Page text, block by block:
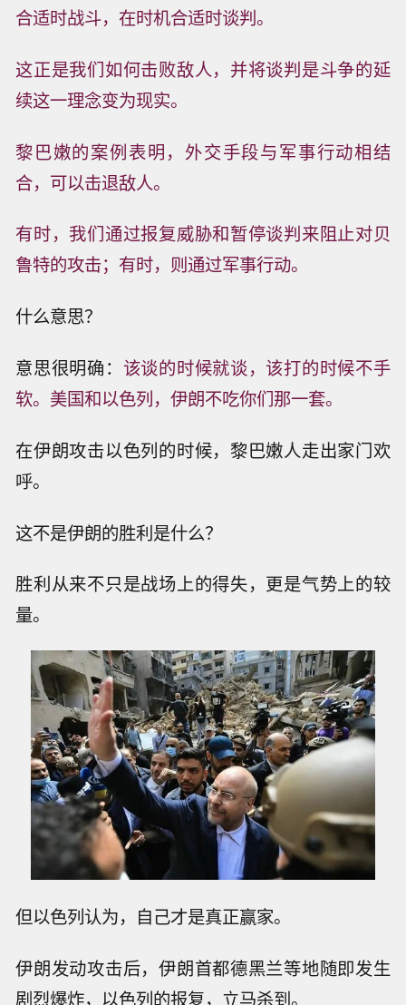
合适时战斗，在时机合适时谈判。
这正是我们如何击败敌人，并将谈判是斗争的延
续这一理念变为现实。
黎巴嫩的案例表明，外交手段与军事行动相结
合，可以击退敌人。
有时，我们通过报复威胁和暂停谈判来阻止对贝
鲁特的攻击；有时，则通过军事行动。
什么意思？
意思很明确： 该谈的时候就谈，该打的时候不手
软。美国和以色列，伊朗不吃你们那一套。
在伊朗攻击以色列的时候，黎巴嫩人走出家门欢
呼。
这不是伊朗的胜利是什么？
胜利从来不只是战场上的得失，更是气势上的较
量。
但以色列认为，自己才是真正赢家。
伊朗发动攻击后，伊朗首都德黑兰等地随即发生
剧烈爆炸，以色列的报复，立马杀到。